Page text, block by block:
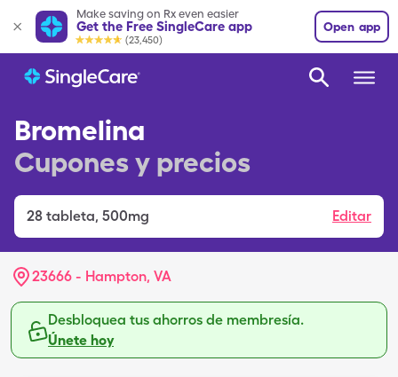
Make saving on Rx even easier
Get the Free SingleCare app
(23,450)
Open app
Bromelina
Cupones y precios
28 tableta, 500mg Editar
23666 - Hampton, VA
Desbloquea tus ahorros de membresía.
Únete hoy